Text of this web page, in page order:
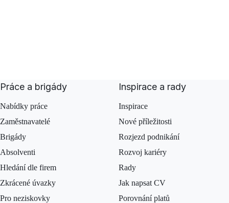
Práce a brigády
Nabídky práce
Zaměstnavatelé
Brigády
Absolventi
Hledání dle firem
Zkrácené úvazky
Pro neziskovky
Inspirace a rady
Inspirace
Nové příležitosti
Rozjezd podnikání
Rozvoj kariéry
Rady
Jak napsat CV
Porovnání platů